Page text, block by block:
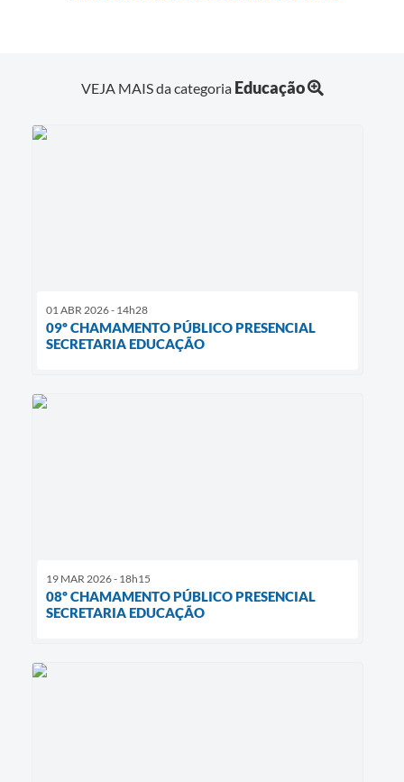
VEJA MAIS da categoria Educação
01 ABR 2026 - 14h28
09º CHAMAMENTO PÚBLICO PRESENCIAL
SECRETARIA EDUCAÇÃO
19 MAR 2026 - 18h15
08º CHAMAMENTO PÚBLICO PRESENCIAL
SECRETARIA EDUCAÇÃO